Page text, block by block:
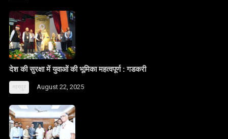
देश की सुरक्षा में युवाओं की भूमिका महत्वपूर्ण : गडकरी
नागपुर August 22, 2025